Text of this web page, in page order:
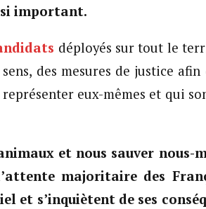
important.
déployés sur tout le
des mesures de justice
eux-mêmes et qui
et nous sauver nous-
majoritaire des
et s’inquiètent de ses